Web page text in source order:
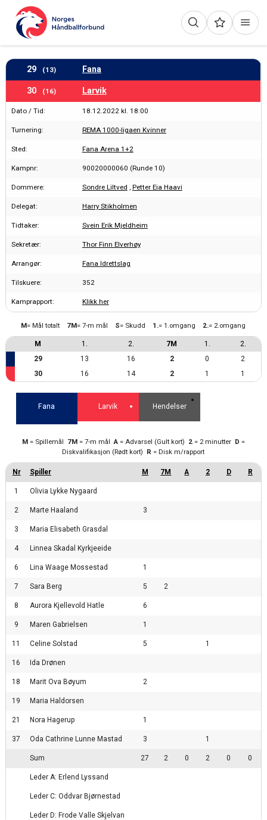
29 (13) Fana
30 (16) Larvik
Dato / Tid: 18.12.2022 kl. 18:00
Turnering: REMA 1000-ligaen Kvinner
Sted: Fana Arena 1+2
Kampnr: 90020000060 (Runde 10)
Dommere: Sondre Liltved , Petter Eia Haavi
Delegat: Harry Stikholmen
Tidtaker: Svein Erik Mjeldheim
Sekretær: Thor Finn Elverhøy
Arrangør: Fana Idrettslag
Tilskuere: 352
Kamprapport: Klikk her
M 1. 2. 7M 1. 2.
M= Mål totalt 7M= 7-m mål S= Skudd 1.= 1.omgang 2.= 2.omgang
29 13 16 2 0
2
30
16 14 2 1 1
Fana Larvik Hendelser
1 Olivia Lykke Nygaard
2 Marte Haaland 3
3 Maria Elisabeth Grasdal
4 Linnea Skadal Kyrkjeeide
6 Lina Waage Mossestad 1
7 Sara Berg 5 2
8 Aurora Kjellevold Hatle 6
9 Maren Gabrielsen 1
11 Celine Solstad 5 1
16 Ida Drønen
18 Marit Ova Bøyum 2
19 Maria Haldorsen
21 Nora Hagerup 1
37 Oda Cathrine Lunne Mastad 3 1
Sum 27 2 0 2 0 0
Leder A: Erlend Lyssand
Leder C: Oddvar Bjørnestad
Leder D: Frode Valle Skjelvan
M= Spillemål 7M= 7-m mål A= Advarsel (Gult kort) 2= 2 minutter D =
Diskvalifikasjon (Rødt kort) R = Disk m/rapport